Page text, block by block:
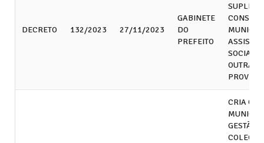
DECRETO 132/2023 27/11/2023
GABINETE
DO
PREFEITO
SOCIAL
OUTRAS
CRIA O
GESTÃO